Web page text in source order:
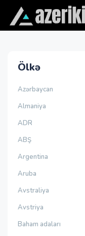
Ölkə
Azərbaycan
Almaniya
ADR
ABŞ
Argentina
Aruba
Avstraliya
Avstriya
Baham adaları